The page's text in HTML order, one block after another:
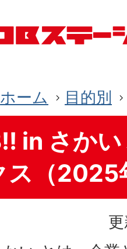
ホーム 目的別
in さか
ス（2025